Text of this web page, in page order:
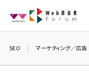
ン
SEO マーケティング／広告